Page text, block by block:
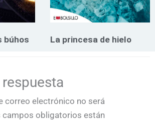
búhos La princesa de hielo
correo electrónico no será
campos obligatorios están